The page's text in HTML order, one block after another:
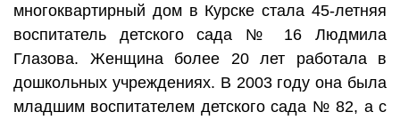
многоквартирный дом в Курске стала 45-летняя
воспитатель детского сада № 16 Людмила
Глазова. Женщина более 20 лет работала в
дошкольных учреждениях. В 2003 году она была
младшим воспитателем детского сада № 82, а с